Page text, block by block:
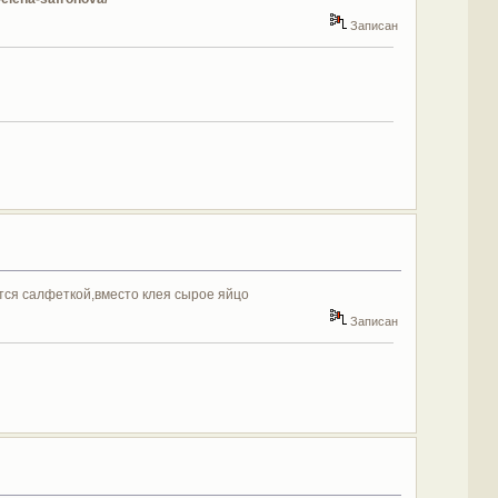
Записан
салфеткой,вместо клея сырое яйцо
Записан